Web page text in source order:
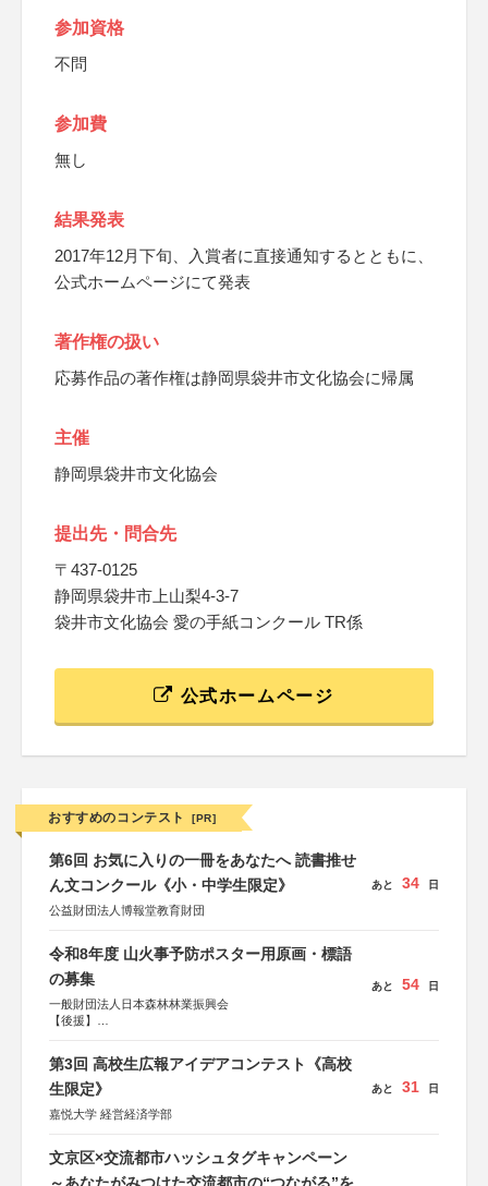
参加資格
不問
参加費
無し
結果発表
2017年12月下旬、入賞者に直接通知するとともに、
公式ホームページにて発表
著作権の扱い
応募作品の著作権は静岡県袋井市文化協会に帰属
主催
静岡県袋井市文化協会
提出先・問合先
〒437-0125
静岡県袋井市上山梨4-3-7
袋井市文化協会 愛の手紙コンクール TR係
公式ホームページ
おすすめのコンテスト [PR]
第6回 お気に入りの一冊をあなたへ 読書推せ
ん文コンクール《小・中学生限定》
公益財団法人博報堂教育財団
あと 34 日
令和8年度 山火事予防ポスター用原画・標語
の募集
一般財団法人日本森林林業振興会
【後援】
会、森林火災対策協会
あと 54 日
第3回 高校生広報アイデアコンテスト《高校
生限定》
嘉悦大学 経営経済学部
あと 31 日
文京区×交流都市ハッシュタグキャンペーン